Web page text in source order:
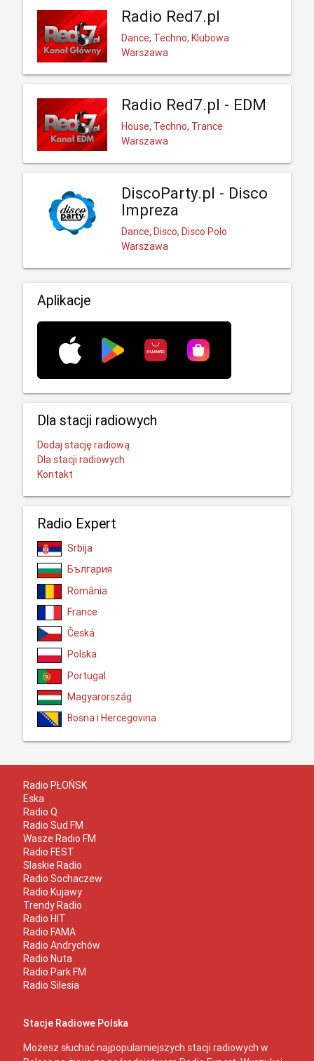
Radio Red7.pl
Dance, Techno, Klubowa
Warszawa
Radio Red7.pl - EDM
House, Techno, Trance
Warszawa
DiscoParty.pl - Disco
Impreza
Dance, Disco, Disco Polo
Warszawa
Aplikacje
Dla stacji radiowych
Dodaj stację radiową
Dla stacji radiowych
Kontakt
Radio Expert
Srbija
България
România
France
Česká
Polska
Portugal
Magyarország
Bosna i Hercegovina
Radio PŁOŃSK
Eska
Radio Q
Radio Sud FM
Wasze Radio FM
Radio FEST
Slaskie Radio
Radio Sochaczew
Radio Kujawy
Trendy Radio
Radio HIT
Radio FAMA
Radio Andrychów
Radio Nuta
Radio Park FM
Radio Silesia
Stacje Radiowe Polska
Możesz słuchać najpopularniejszych stacji radiowych w